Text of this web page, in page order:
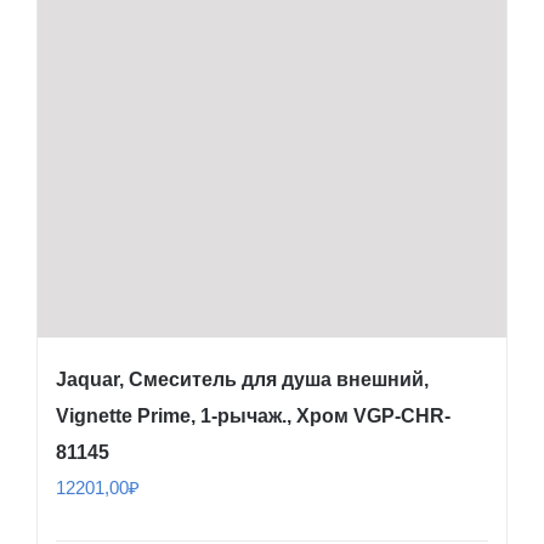
Jaquar, Смеситель для душа внешний,
Vignette Prime, 1-рычаж., Хром VGP-CHR-
81145
12201,00₽